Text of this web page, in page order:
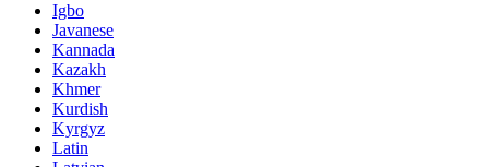
Igbo
Javanese
Kannada
Kazakh
Khmer
Kurdish
Kyrgyz
Latin